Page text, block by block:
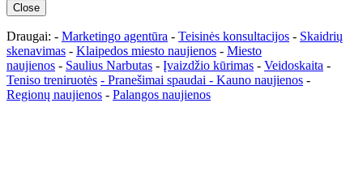
Close
Draugai: - Marketingo agentūra - Teisinės konsultacijos - Skaidrių
skenavimas - Klaipedos miesto naujienos - Miesto
naujienos - Saulius Narbutas - Įvaizdžio kūrimas - Veidoskaita -
Teniso treniruotės - Pranešimai spaudai - Kauno naujienos -
Regionų naujienos - Palangos naujienos